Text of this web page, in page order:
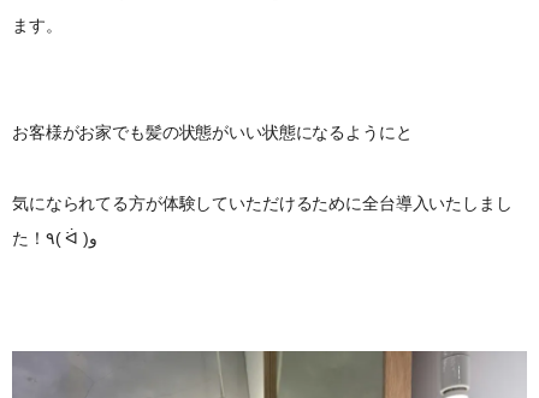
ます。
お客様がお家でも髪の状態がいい状態になるようにと
気になられてる方が体験していただけるために全台導入いたしまし
た！٩( ᐛ )و